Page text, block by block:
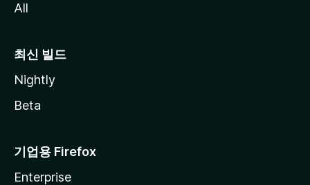
All
최신 빌드
Nightly
Beta
기업용 Firefox
Enterprise